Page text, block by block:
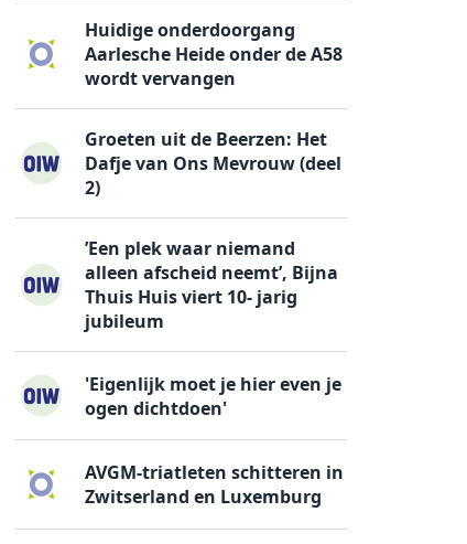
Huidige onderdoorgang
Aarlesche Heide onder de A58
wordt vervangen
Groeten uit de Beerzen: Het
Dafje van Ons Mevrouw (deel
2)
’Een plek waar niemand
alleen afscheid neemt’, Bijna
Thuis Huis viert 10- jarig
jubileum
'Eigenlijk moet je hier even je
ogen dichtdoen'
AVGM-triatleten schitteren in
Zwitserland en Luxemburg